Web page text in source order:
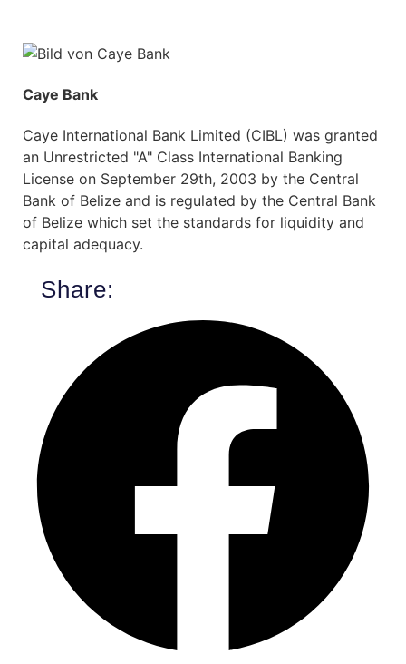
Caye Bank
Caye International Bank Limited (CIBL) was granted
an Unrestricted "A" Class International Banking
License on September 29th, 2003 by the Central
Bank of Belize and is regulated by the Central Bank
of Belize which set the standards for liquidity and
capital adequacy.
Share: